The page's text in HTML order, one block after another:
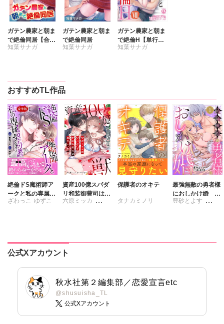
ガテン農家と朝ま
で絶倫同居【合冊
版】
知葉サナガ
ガテン農家と朝ま
で絶倫同居
知葉サナガ
ガテン農家と朝ま
で絶倫H【単行本
版】7
知葉サナガ
おすすめTL作品
絶倫ドS魔術師ア
ークと私の専属契
約書【豪華版】
ざわっこ ゆずこ
資産100億スパダ
リ和装御曹司は腹
黒い獣～イジワル
六原ミッカ
保護者のオキテ
タナカミノリ
最強無敵の勇者様
におしかけ婚 義
実家に搾取されて
豊砂とよす
公式Xアカウント
秋水社第２編集部／恋愛宣言etc
@shusuisha_TL
公式Xアカウント